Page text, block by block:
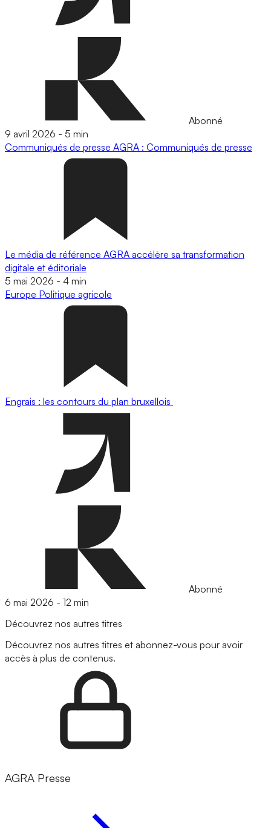
Abonné
9 avril 2026 - 5 min
Communiqués de presse AGRA : Communiqués de presse
Le média de référence AGRA accélère sa transformation
digitale et éditoriale
5 mai 2026 - 4 min
Europe Politique agricole
Engrais : les contours du plan bruxellois
Abonné
6 mai 2026 - 12 min
Découvrez nos autres titres
Découvrez nos autres titres et abonnez-vous pour avoir
accès à plus de contenus.
AGRA Presse